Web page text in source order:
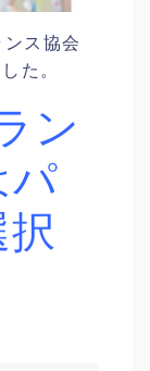
ス協会
た。
ン
パ